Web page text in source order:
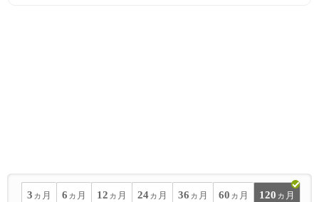
3 ヵ月 6 ヵ月 12 ヵ月 24 ヵ月 36 ヵ月 60 ヵ月 120 ヵ月